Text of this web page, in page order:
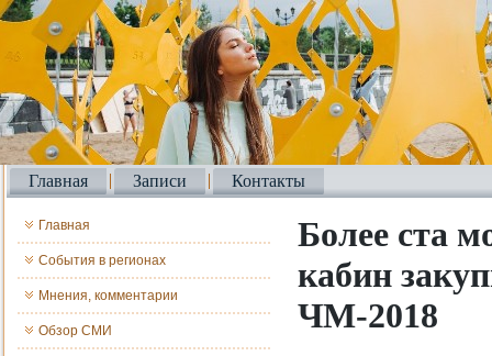
Главная Записи Контакты
Главная
События в регионах
Мнения, комментарии
Обзор СМИ
Более ста
кабин
ЧМ-2018